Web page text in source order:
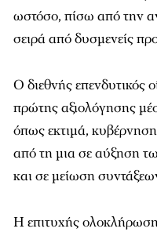
ωστόσο, πίσω από την
σειρά από δυσμενείς
Ο διεθνής επενδυτικός
πρώτης αξιολόγησης
όπως εκτιμά,
από τη μια σε αύξηση
και σε μείωση
Η επιτυχής